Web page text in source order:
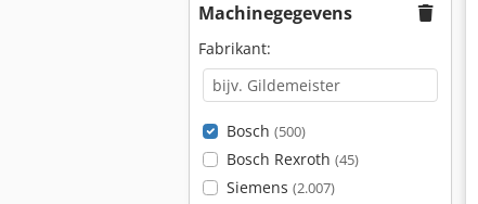
Machinegegevens
Fabrikant:
Bosch (500)
Bosch Rexroth (45)
Siemens (2.007)